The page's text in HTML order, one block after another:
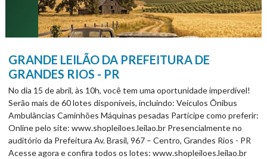
GRANDE LEILÃO DA PREFEITURA DE
GRANDES RIOS - PR
No dia 15 de abril, às 10h, você tem uma oportunidade imperdível!
Serão mais de 60 lotes disponíveis, incluindo: Veículos Ônibus
Ambulâncias Caminhões Máquinas pesadas Participe como preferir:
Online pelo site: www.shopleiloes.leilao.br Presencialmente no
auditório da Prefeitura Av. Brasil, 967 – Centro, Grandes Rios - PR
Acesse agora e confira todos os lotes: www.shopleiloes.leilao.br